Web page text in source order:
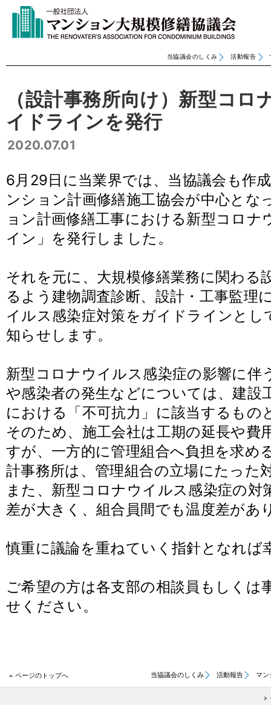
当協議会のしくみ 活動報告
（設計事務所向け）新型コロ
イドラインを発行
2020.07.01
6月29日に当業界では、当協議会も作
ンション計画修繕施工協会が中心とな
ョン計画修繕工事における新型コロナ
イン」を発行しました。
それを元に、大規模修繕業務に関わる
るよう建物調査診断、設計・工事監理
イルス感染症対策をガイドラインと
知らせします。
新型コロナウイルス感染症の影響に伴
や感染者の発生などについては、建設
における「不可抗力」に該当するもの
そのため、施工会社は工期の延長や費
すが、一方的に管理組合へ負担を求め
計事務所は、管理組合の立場にたった
また、新型コロナウイルス感染症の対
差が大きく、組合員間でも温度差があ
慎重に議論を重ねていく指針となれば
ご希望の方は各支部の相談員もしくは
せください。
ページのトップへ 当協議会のしくみ 活動報告 マン